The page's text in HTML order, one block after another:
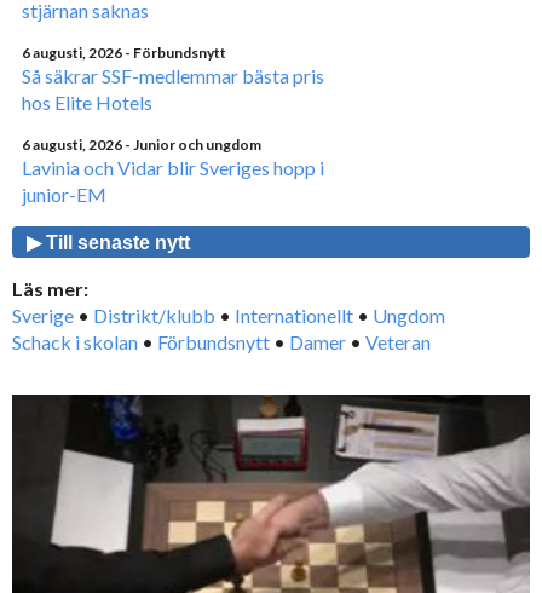
stjärnan saknas
6 augusti, 2026 - Förbundsnytt
Så säkrar SSF-medlemmar bästa pris
hos Elite Hotels
6 augusti, 2026 - Junior och ungdom
Lavinia och Vidar blir Sveriges hopp i
junior-EM
▶ Till senaste nytt
Läs mer:
Sverige • Distrikt/klubb • Internationellt • Ungdom
Schack i skolan • Förbundsnytt • Damer • Veteran